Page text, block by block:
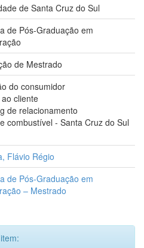
de Santa Cruz do Sul
de Pós-Graduação em
de Mestrado
do consumidor
cliente
de relacionamento
combustível - Santa Cruz do Sul
Flávio Régio
de Pós-Graduação em
– Mestrado